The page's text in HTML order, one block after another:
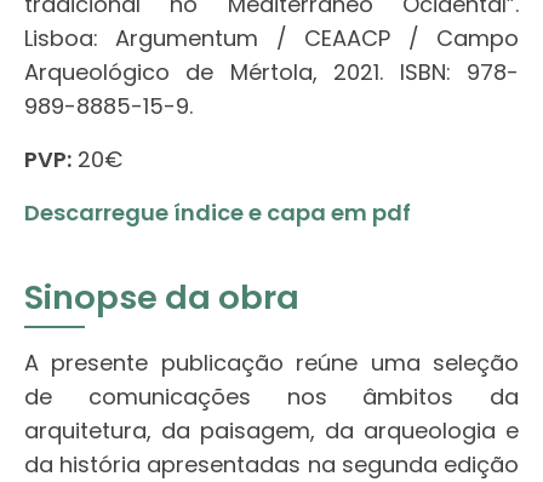
Lisboa: Argumentum / CEAACP / Campo
Arqueológico de Mértola, 2021. ISBN: 978-
989-8885-15-9.
PVP: 20€
Descarregue índice e capa em pdf
Sinopse da obra
A presente publicação reúne uma seleção
de comunicações nos âmbitos da
arquitetura, da paisagem, da arqueologia e
da história apresentadas na segunda edição